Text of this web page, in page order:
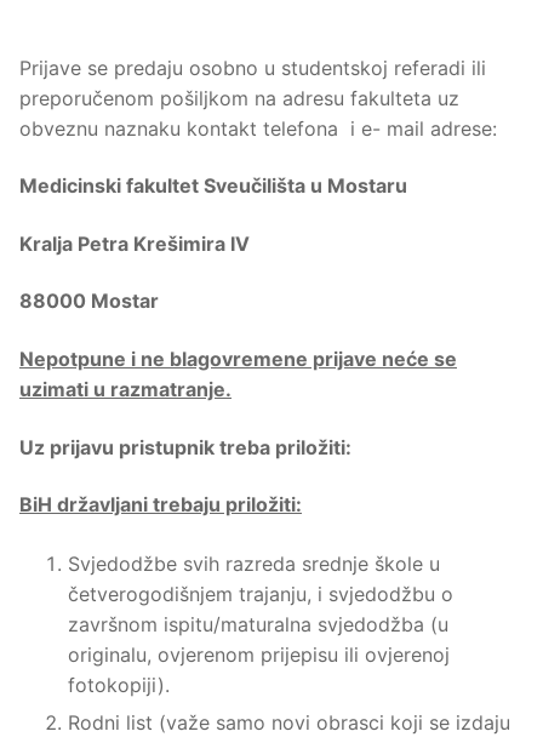
Prijave se predaju osobno u studentskoj referadi ili
preporučenom pošiljkom na adresu fakulteta uz
obveznu naznaku kontakt telefona i e- mail adrese:
Medicinski fakultet Sveučilišta u Mostaru
Kralja Petra Krešimira IV
88000 Mostar
Nepotpune i ne blagovremene prijave neće se
uzimati u razmatranje.
Uz prijavu pristupnik treba priložiti:
BiH državljani trebaju priložiti:
Svjedodžbe svih razreda srednje škole u
četverogodišnjem trajanju, i svjedodžbu o
završnom ispitu/maturalna svjedodžba (u
originalu, ovjerenom prijepisu ili ovjerenoj
fotokopiji).
Rodni list (važe samo novi obrasci koji se izdaju